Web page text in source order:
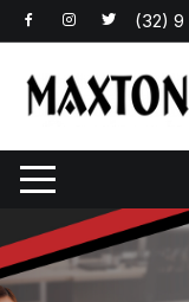
Pular
para
conteúdo